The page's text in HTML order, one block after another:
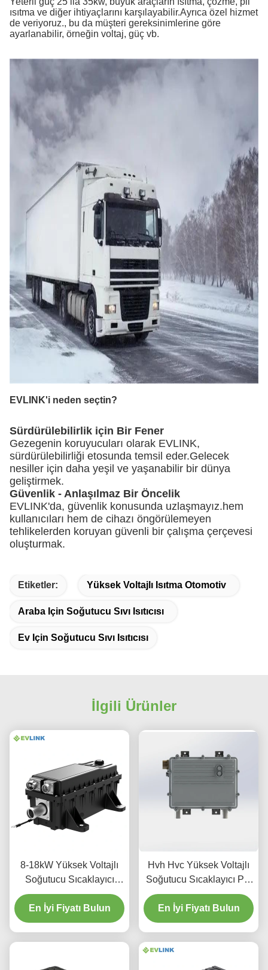
ısıtma ve diğer ihtiyaçlarını karşılayabilir.Ayrıca özel hizmet
de veriyoruz., bu da müşteri gereksinimlerine göre
ayarlanabilir, örneğin voltaj, güç vb.
EVLINK'i neden seçtin?
Sürdürülebilirlik için Bir Fener
Gezegenin koruyucuları olarak EVLINK,
sürdürülebilirliği etosunda temsil eder.Gelecek
nesiller için daha yeşil ve yaşanabilir bir dünya
geliştirmek.
Güvenlik - Anlaşılmaz Bir Öncelik
EVLINK'da, güvenlik konusunda uzlaşmayız.hem
kullanıcıları hem de cihazı öngörülemeyen
tehlikelerden koruyan güvenli bir çalışma çerçevesi
oluşturmak.
Etiketler: Yüksek Voltajlı Isıtma Otomotiv
Araba Için Soğutucu Sıvı Isıtıcısı
Ev Için Soğutucu Sıvı Isıtıcısı
İlgili Ürünler
8-18kW Yüksek Voltajlı
Soğutucu Sıcaklayıcı
Bracketsiz DC 690V
En İyi Fiyatı Bulun
Hvh Hvc Yüksek Voltajlı
Soğutucu Sıcaklayıcı Ptc
Kabin Sıcaklayıcı
En İyi Fiyatı Bulun